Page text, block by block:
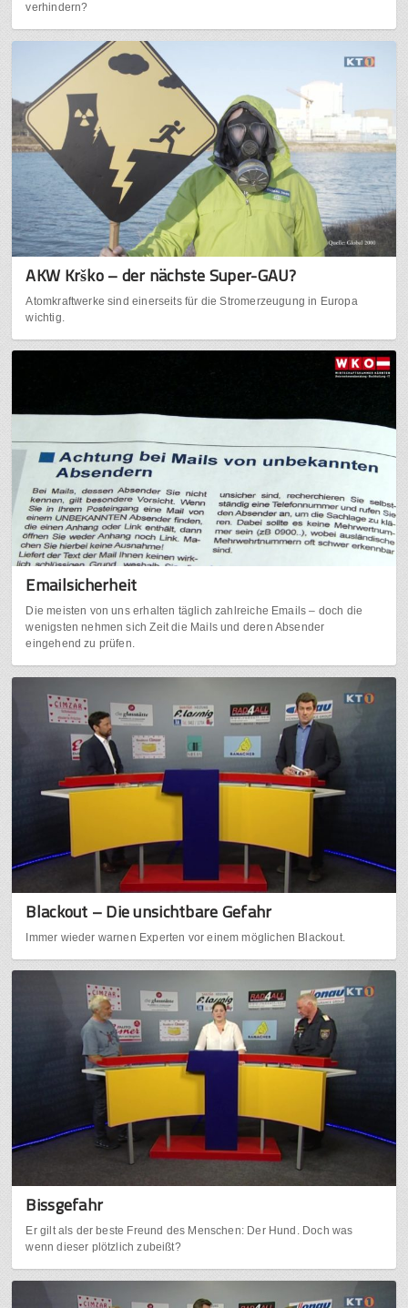
verhindern?
AKW Krško – der nächste Super-GAU?
Atomkraftwerke sind einerseits für die Stromerzeugung in Europa
wichtig.
Emailsicherheit
Die meisten von uns erhalten täglich zahlreiche Emails – doch die
wenigsten nehmen sich Zeit die Mails und deren Absender
eingehend zu prüfen.
Blackout – Die unsichtbare Gefahr
Immer wieder warnen Experten vor einem möglichen Blackout.
Bissgefahr
Er gilt als der beste Freund des Menschen: Der Hund. Doch was
wenn dieser plötzlich zubeißt?